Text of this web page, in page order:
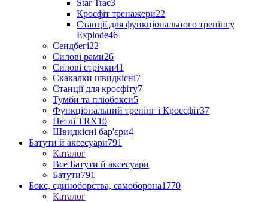
Star Trac3
Кросфіт тренажери22
Станції для функціонального тренінгу
Explode46
Сендбегі22
Силові рами26
Силові стрічки41
Скакалки швидкісні7
Станції для кросфіту7
Тумби та пліобокси5
Функціональний тренінг і Кроссфіт37
Петлі TRX10
Швидкісні бар'єри4
Батути й аксесуари791
Каталог
Все Батути й аксесуари
Батути791
Бокс, єдиноборства, самоборона1770
Каталог